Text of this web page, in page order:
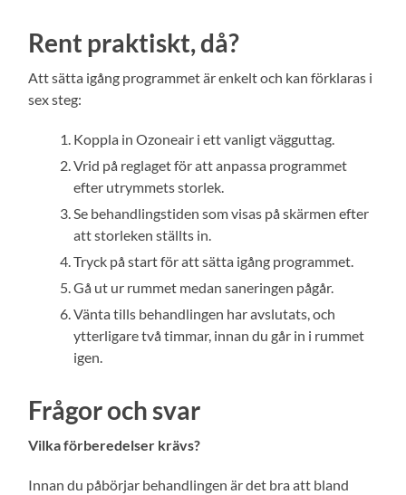
Rent praktiskt, då?
Att sätta igång programmet är enkelt och kan förklaras i
sex steg:
Koppla in Ozoneair i ett vanligt vägguttag.
Vrid på reglaget för att anpassa programmet
efter utrymmets storlek.
Se behandlingstiden som visas på skärmen efter
att storleken ställts in.
Tryck på start för att sätta igång programmet.
Gå ut ur rummet medan saneringen pågår.
Vänta tills behandlingen har avslutats, och
ytterligare två timmar, innan du går in i rummet
igen.
Frågor och svar
Vilka förberedelser krävs?
Innan du påbörjar behandlingen är det bra att bland